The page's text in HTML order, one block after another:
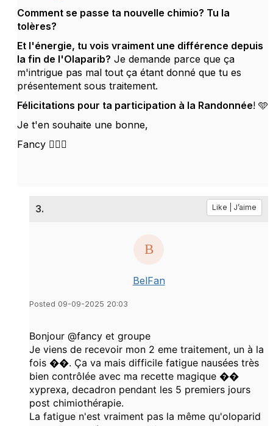
Comment se passe ta nouvelle chimio? Tu la
tolères?
Et l'énergie, tu vois vraiment une différence depuis
la fin de l'Olaparib? Je demande parce que ça
m'intrigue pas mal tout ça étant donné que tu es
présentement sous traitement.
Félicitations pour ta participation à la Randonnée! 🩵
Je t'en souhaite une bonne,
Fancy 🙋🏼‍♀️
3. Like | J’aime
BelFan
Posted 09-09-2025 20:03
Bonjour @fancy et groupe
Je viens de recevoir mon 2 eme traitement, un à la
fois ��. Ça va mais difficile fatigue nausées très
bien contrôlée avec ma recette magique ��
xyprexa, decadron pendant les 5 premiers jours
post chimiothérapie.
La fatigue n'est vraiment pas la même qu'oloparid